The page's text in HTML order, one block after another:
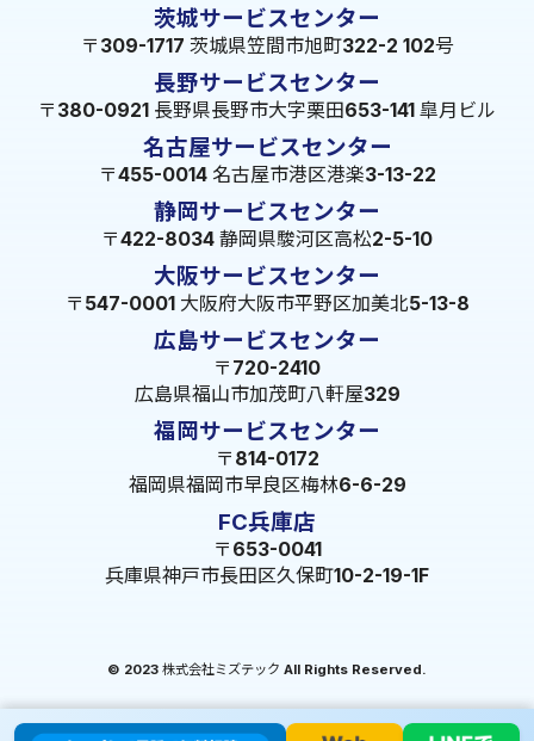
茨城サービスセンター
〒309-1717 茨城県笠間市旭町322-2 102号
長野サービスセンター
〒380-0921 長野県長野市大字栗田653-141 皐月ビル
名古屋サービスセンター
〒455-0014 名古屋市港区港楽3-13-22
静岡サービスセンター
〒422-8034 静岡県駿河区高松2-5-10
大阪サービスセンター
〒547-0001 大阪府大阪市平野区加美北5-13-8
広島サービスセンター
〒720-2410
広島県福山市加茂町八軒屋329
福岡サービスセンター
〒814-0172
福岡県福岡市早良区梅林6-6-29
FC兵庫店
〒653-0041
兵庫県神戸市長田区久保町10-2-19-1F
© 2023 株式会社ミズテック All Rights Reserved.